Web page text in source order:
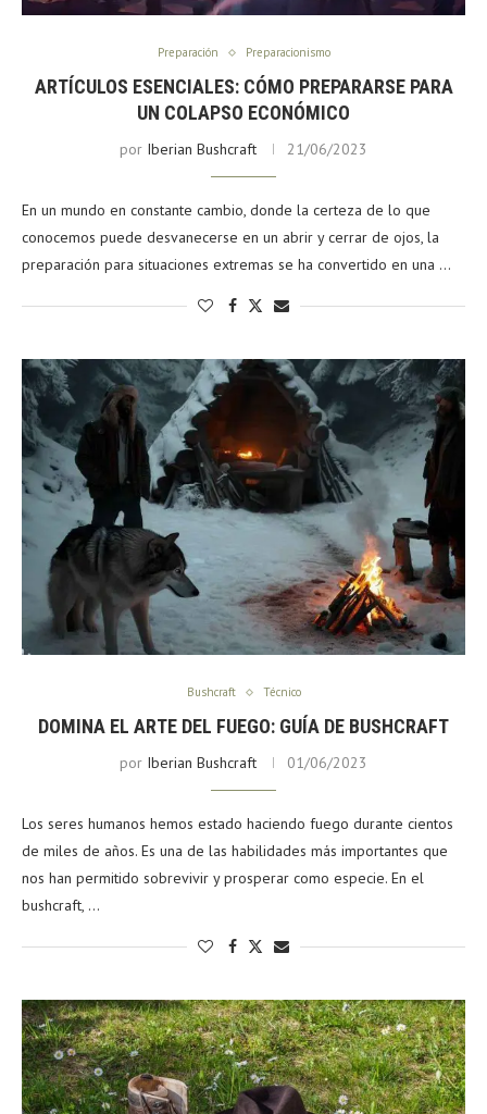
Preparación Preparacionismo
ARTÍCULOS ESENCIALES: CÓMO PREPARARSE PARA
UN COLAPSO ECONÓMICO
por Iberian Bushcraft 21/06/2023
En un mundo en constante cambio, donde la certeza de lo que
conocemos puede desvanecerse en un abrir y cerrar de ojos, la
preparación para situaciones extremas se ha convertido en una …
Bushcraft Técnico
DOMINA EL ARTE DEL FUEGO: GUÍA DE BUSHCRAFT
por Iberian Bushcraft 01/06/2023
Los seres humanos hemos estado haciendo fuego durante cientos
de miles de años. Es una de las habilidades más importantes que
nos han permitido sobrevivir y prosperar como especie. En el
bushcraft, …